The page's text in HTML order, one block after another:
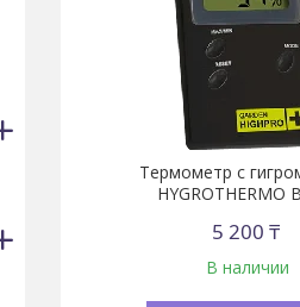
Термометр с
HYGROTHERMO
5 200 ₸
В наличии